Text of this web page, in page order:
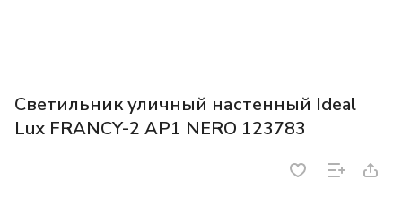
Светильник уличный настенный Ideal
Lux FRANCY-2 AP1 NERO 123783